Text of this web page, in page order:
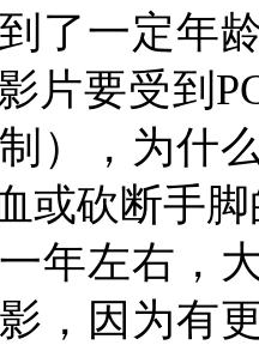
一定年龄
片要受到
），为什
或砍断手
左右，大
，因为有